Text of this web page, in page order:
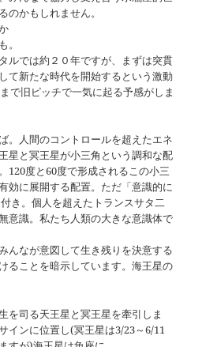
のかもしれません。
。
ルでは約２０年ですが、まずは突貫
て新たな時代を開始するという激動
で旧ピッチで一気に起る予感がしま
。人間のコントロールを超えたエネ
星と冥王星が小三角という調和な配
120度と60度で形成されるこの小三
効に展開する配置。ただ「意識的に
き。個人を超えたトランスサタ二
意識。私たち人類の大きな意識体で
んなが意図して生き残りを決意する
ることを暗示しています。海王星の
を司る天王星と冥王星を牽引しま
インに位置し(冥王星は3/23～6/11